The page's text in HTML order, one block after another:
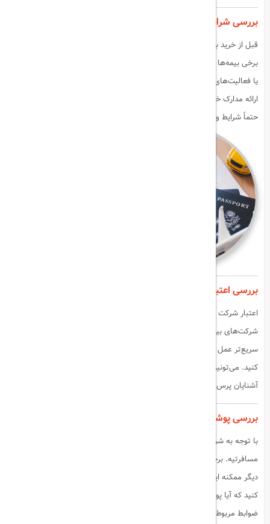
بررسی شرایط و ضوابط
قبل از خرید بیمه مسافرتی، حتماً شرایط و ضوابط اون رو به دقت بخونید.
برخی بیمه‌ها ممکنه محدودیت‌هایی در مورد پوشش بیماری‌های از پیش موجود
یا فعالیت‌های خطرناک داشته باشن. همچنین، برخی بیمه‌ها ممکنه نیاز به
حتماً شرایط و ضوابط اون رو به دقت بررسی کنید.
بررسی اعتبار شرکت بیمه
اعتبار شرکت بیمه یکی از مهم‌ترین عوامل در انتخاب بیمه مسافرتیه.
سریع‌تر عمل می‌کنن. قبل از انتخاب بیمه، حتماً اعتبار شرکت بیمه رو بررسی
کنید. می‌تونید از سایت‌های بررسی و نظرات استفاده کنید یا از دوستان و
آشنایان پرس و جو کنید.
بررسی پوشش کرونا
با توجه به شرایط فعلی، پوشش کرونا یکی از مهم‌ترین بخش‌های بیمه
مسافرتیه. برخی بیمه‌ها ممکنه پوشش کرونا رو ارائه بدن، در حالی که برخی
دیگر ممکنه این پوشش رو نداشته باشن. قبل از انتخاب بیمه، حتماً بررسی
کنید که آیا پوشش کرونا شامل بیمه شما می‌شه یا نه. همچنین، شرایط و
ضوابط مربوط به پوشش کرونا رو به دقت بخونید.